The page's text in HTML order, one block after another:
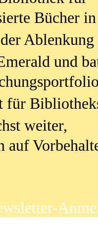
Bücher
Ablenkung
und
weiter,
auf